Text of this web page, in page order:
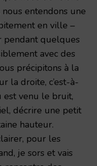
entendons une
en ville –
pendant quelques
avec des
précipitons à la
la droite, c’est-à-
est venu le bruit,
décrire une petit
hauteur.
pour les
je sors et vais